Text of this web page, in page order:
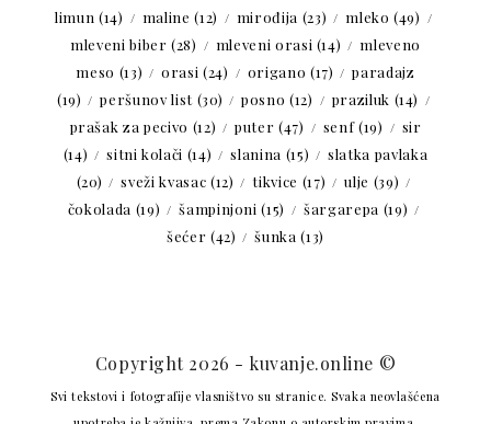
limun (14) maline (12) mirođija (23) mleko (49)
mleveni biber (28) mleveni orasi (14)
mleveno
meso (13) orasi (24) origano (17)
paradajz
(19)
peršunov list(30) posno (12) praziluk (14)
prašak za pecivo (12) puter (47) senf(19)
sir
(14)
sitni kolači (14) slanina (15)
slatka pavlaka
(20)
sveži kvasac (12) tikvice (17) ulje (39)
čokolada (19) šampinjoni (15) šargarepa (19)
šećer (42) šunka (13)
Copyright 2026 - kuvanje.online ©
Svi tekstovi i fotografije vlasništvo su stranice. Svaka neovlašćena